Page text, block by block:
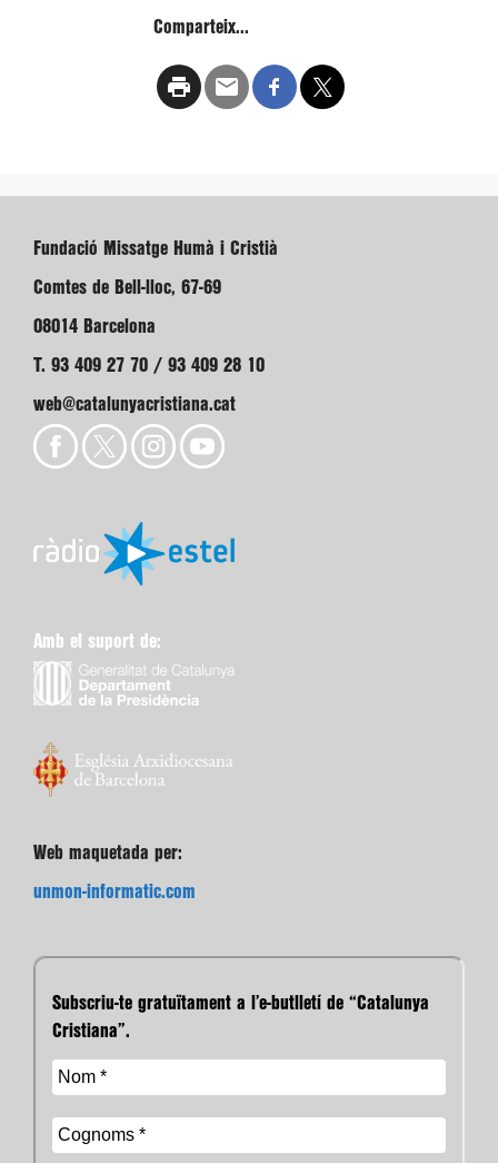
Comparteix...
Fundació Missatge Humà i Cristià
Comtes de Bell-lloc, 67-69
08014 Barcelona
T. 93 409 27 70 / 93 409 28 10
web@catalunyacristiana.cat
Amb el suport de:
Web maquetada per:
unmon-informatic.com
Subscriu-te gratuïtament a l’e-butlletí de “Catalunya
Cristiana”.